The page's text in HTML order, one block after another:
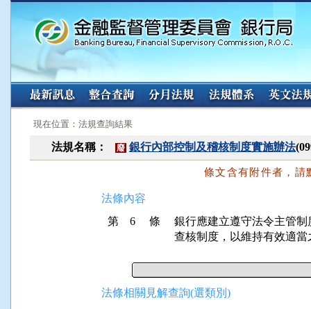
:::
現在位置：法規查詢結果
法規名稱： 廢 銀行內部控制及稽核制度實施辦法
條文含有附件者，請
法條內容
第 6 條
銀行應建立遵守法令主管
查核制度，以維持有效適
法條相關見解查詢(選類別)